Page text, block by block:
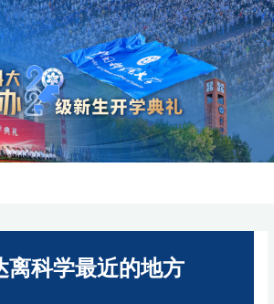
离科学最近的地方